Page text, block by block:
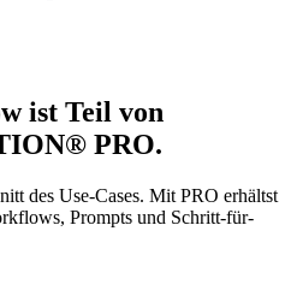
ist Teil von
PRO.
des Use-Cases. Mit PRO erhältst
Prompts und Schritt-für-